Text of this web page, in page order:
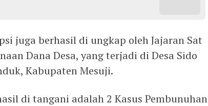
juga berhasil di ungkap oleh Jajaran Sat
Dana Desa, yang terjadi di Desa Sido
Kabupaten Mesuji.
di tangani adalah 2 Kasus Pembunuhan